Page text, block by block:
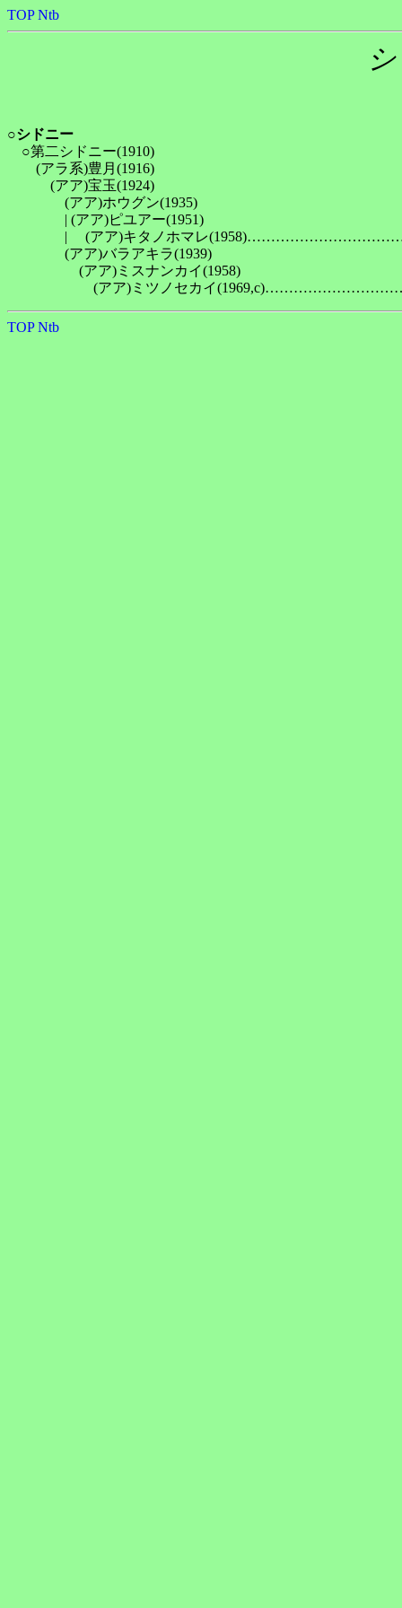
TOP Ntb
○シドニー
○第二シドニー(1910)
(アラ系)豊月(1916)
(アア)宝玉(1924)
(アア)ホウグン(1935)
| (アア)ピユアー(1951)
| 　(アア)キタノホマレ
(アア)バラアキラ(1939)
(アア)ミスナンカイ(1958)
TOP Ntb